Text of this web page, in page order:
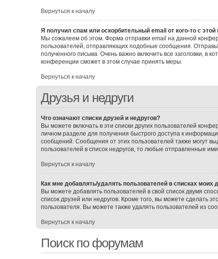
Вернуться к началу
Я получил спам или оскорбительный email от кого-то с
Мы сожалеем об этом. Форма отправки email на данной
пользователей, отправляющих подобные сообщения.
полученного письма. Очень важно включить все заголовки, в
конференции сможет в этом случае принять меры.
Вернуться к началу
Друзья и недруги
Что означают списки друзей и недругов?
Вы можете включать в эти списки других пользователей
личном разделе для получения быстрого доступа к
сообщений. Сообщения от этих пользователей также могут
пользователей в список недругов, то любые отправленные
Вернуться к началу
Как мне добавлять/удалять пользователей в списках моих
Вы можете добавлять пользователей в свой список двумя
список друзей или недругов. Кроме того, вы можете сделать
пользователя. Вы можете также удалять пользователей из
Вернуться к началу
Поиск по форумам